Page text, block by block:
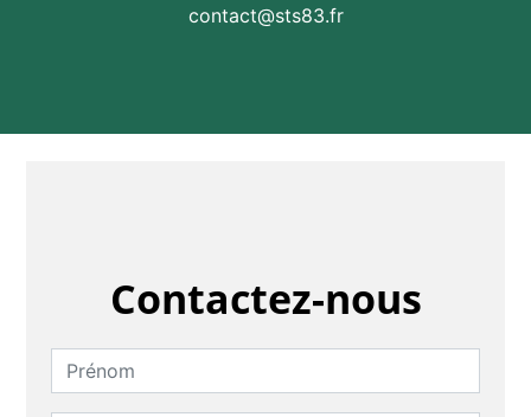
contact@sts83.fr
Contactez-nous